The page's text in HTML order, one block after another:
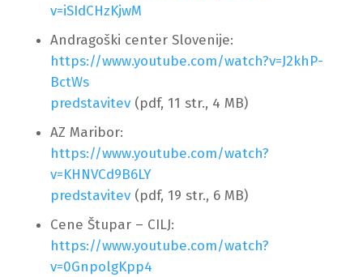
v=iSIdCHzKjwM
Andragoški center Slovenije:
https://www.youtube.com/watch?v=J2khP-
BctWs
predstavitev(pdf, 11 str., 4 MB)
AZ Maribor:
https://www.youtube.com/watch?
v=KHNVCd9B6LY
predstavitev(pdf, 19 str., 6 MB)
Cene Štupar – CILJ:
https://www.youtube.com/watch?
v=0GnpolgKpp4